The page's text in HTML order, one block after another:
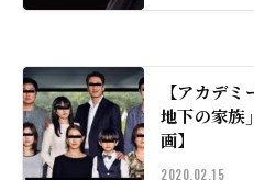
【アカデ
地下の家族
画】
2020.02.15